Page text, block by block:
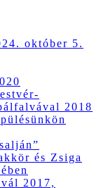
október 5.
2018
és Zsiga
2017,